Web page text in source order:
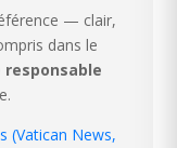
— clair,
dans le
responsable
(Vatican News,